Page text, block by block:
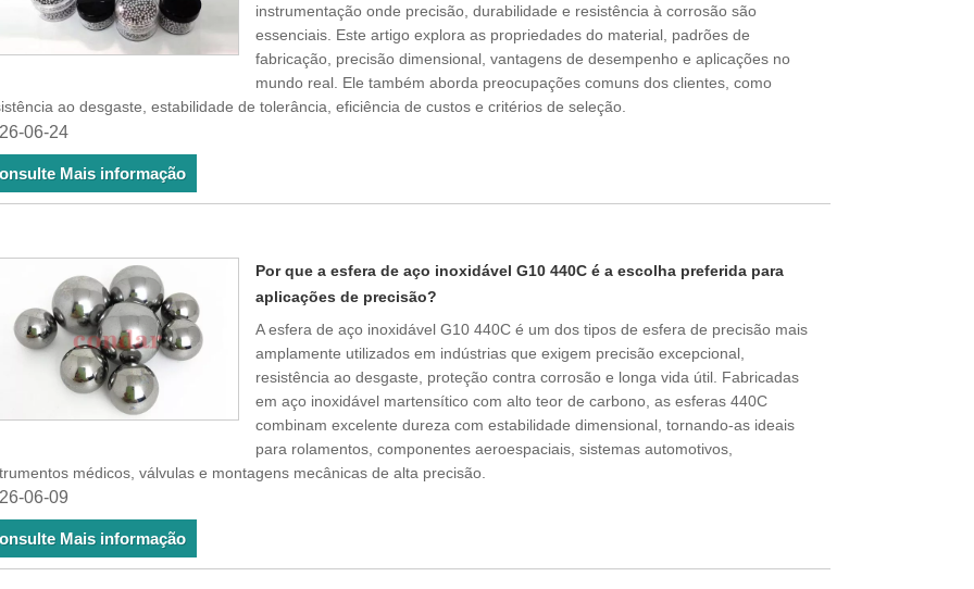
instrumentação onde precisão, durabilidade e resistência à corrosão são
essenciais. Este artigo explora as propriedades do material, padrões de
fabricação, precisão dimensional, vantagens de desempenho e aplicações no
mundo real. Ele também aborda preocupações comuns dos clientes, como
ao desgaste, estabilidade de tolerância, eficiência de custos e critérios de seleção.
06-24
Mais informação
Por que a esfera de aço inoxidável G10 440C é a escolha preferida para
aplicações de precisão?
A esfera de aço inoxidável G10 440C é um dos tipos de esfera de precisão mais
amplamente utilizados em indústrias que exigem precisão excepcional,
resistência ao desgaste, proteção contra corrosão e longa vida útil. Fabricadas
em aço inoxidável martensítico com alto teor de carbono, as esferas 440C
combinam excelente dureza com estabilidade dimensional, tornando-as ideais
para rolamentos, componentes aeroespaciais, sistemas automotivos,
médicos, válvulas e montagens mecânicas de alta precisão.
06-09
Mais informação